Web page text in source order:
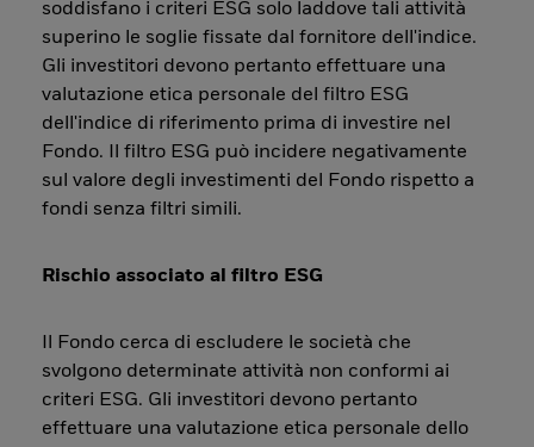
soddisfano i criteri ESG solo laddove tali attività
superino le soglie fissate dal fornitore dell'indice.
Gli investitori devono pertanto effettuare una
valutazione etica personale del filtro ESG
dell'indice di riferimento prima di investire nel
Fondo. Il filtro ESG può incidere negativamente
sul valore degli investimenti del Fondo rispetto a
fondi senza filtri simili.
Rischio associato al filtro ESG
Il Fondo cerca di escludere le società che
svolgono determinate attività non conformi ai
criteri ESG. Gli investitori devono pertanto
effettuare una valutazione etica personale dello